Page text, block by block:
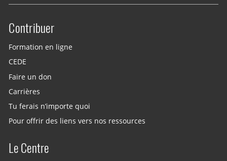
Site menu
Contribuer
Formation en ligne
CEDE
Faire un don
Carrières
Tu ferais n’importe quoi
Pour offrir des liens vers nos ressources
Le Centre